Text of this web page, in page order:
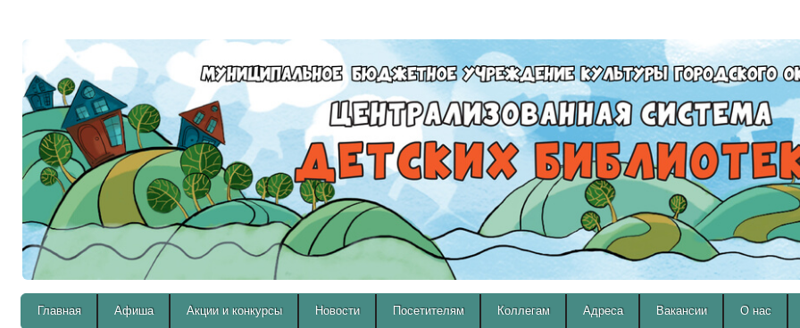
Главная Афиша Акции и конкурсы Новости Посетителям Коллегам Адреса Вакансии О нас